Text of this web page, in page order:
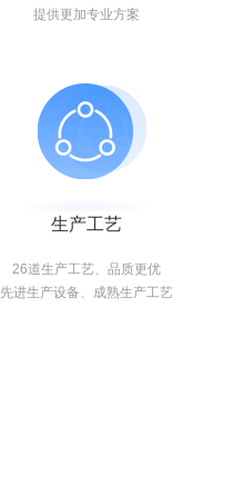
提供更加专业方案
生产工艺
26道生产工艺、品质更优
先进生产设备、成熟生产工艺